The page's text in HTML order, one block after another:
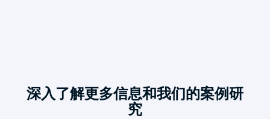
深入了解更多信息和我们的案例研
究